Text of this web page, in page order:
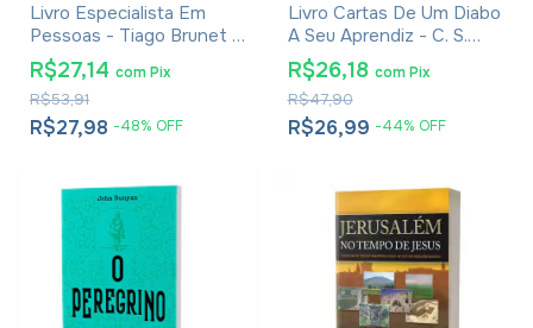
Livro Especialista Em
Pessoas - Tiago Brunet -
Versão Econômica
R$27,98 -48% OFF
R$53,91
R$27,14 comPix
Livro Cartas De Um Diabo
A Seu Aprendiz - C. S.
Lewis - Brochura
R$26,99 -44% OFF
R$47,90
R$26,18 com Pix